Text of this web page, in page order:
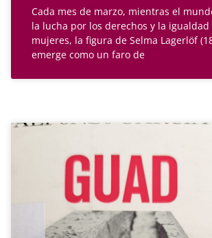
Cada mes de marzo, mientras el
la lucha por los derechos y la igualdad
mujeres, la figura de Selma Lagerlöf
emerge como un faro de